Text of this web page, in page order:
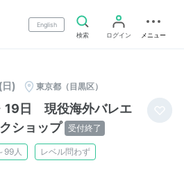
English
検索
ログイン メニュー
) 東京都（目黒区）
19日 現役海外バレエ
ショップ 受付終了
99人 レベル問わず